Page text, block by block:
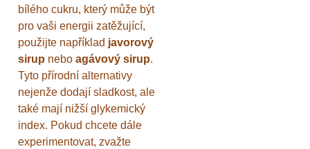
bílého cukru, který může být
pro vaši energii zatěžující,
použijte například javorový
sirup nebo agávový sirup.
Tyto přírodní alternativy
nejenže dodají sladkost, ale
také mají nižší glykemický
index. Pokud chcete dále
experimentovat, zvažte